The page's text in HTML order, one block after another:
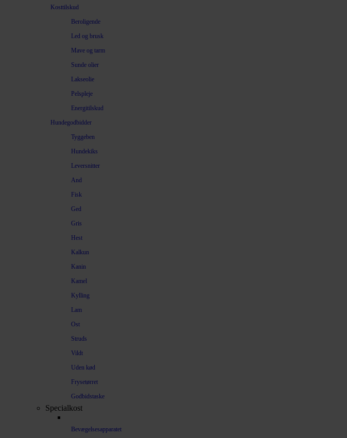
Kosttilskud
Beroligende
Led og brusk
Mave og tarm
Sunde olier
Lakseolie
Pelspleje
Energitilskud
Hundegodbidder
Tyggeben
Hundekiks
Leversnitter
And
Fisk
Ged
Gris
Hest
Kalkun
Kanin
Kamel
Kylling
Lam
Ost
Struds
Vildt
Uden kød
Frysetørret
Godbidstaske
Specialkost
Bevægelsesapparatet